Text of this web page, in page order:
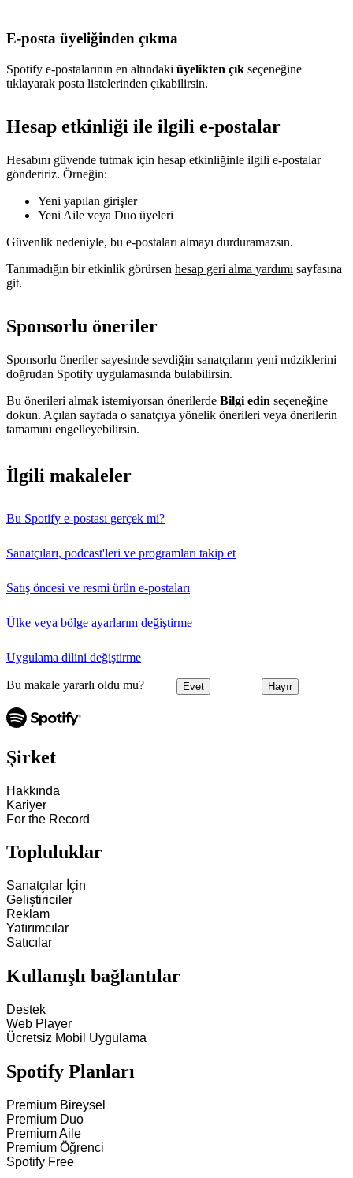
E-posta üyeliğinden çıkma
Spotify e-postalarının en altındaki üyelikten çık seçeneğine
tıklayarak posta listelerinden çıkabilirsin.
Hesap etkinliği ile ilgili e-postalar
Hesabını güvende tutmak için hesap etkinliğinle ilgili e-postalar
göndeririz. Örneğin:
Yeni yapılan girişler
Yeni Aile veya Duo üyeleri
Güvenlik nedeniyle, bu e-postaları almayı durduramazsın.
Tanımadığın bir etkinlik görürsen hesap geri alma yardımı sayfasına
git.
Sponsorlu öneriler
Sponsorlu öneriler sayesinde sevdiğin sanatçıların yeni müziklerini
doğrudan Spotify uygulamasında bulabilirsin.
Bu önerileri almak istemiyorsan önerilerde Bilgi edin seçeneğine
dokun. Açılan sayfada o sanatçıya yönelik önerileri veya önerilerin
tamamını engelleyebilirsin.
İlgili makaleler
Bu Spotify e-postası gerçek mi?
Sanatçıları, podcast'leri ve programları takip et
Satış öncesi ve resmi ürün e-postaları
Ülke veya bölge ayarlarını değiştirme
Uygulama dilini değiştirme
Bu makale yararlı oldu mu? Evet Hayır
Şirket
Hakkında
Kariyer
For the Record
Topluluklar
Sanatçılar İçin
Geliştiriciler
Reklam
Yatırımcılar
Satıcılar
Kullanışlı bağlantılar
Destek
Web Player
Ücretsiz Mobil Uygulama
Spotify Planları
Premium Bireysel
Premium Duo
Premium Aile
Premium Öğrenci
Spotify Free